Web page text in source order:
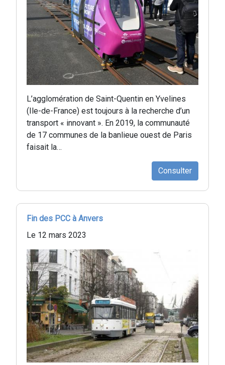
L’agglomération de Saint-Quentin en Yvelines
(Ile-de-France) est toujours à la recherche d’un
transport « innovant ». En 2019, la communauté
de 17 communes de la banlieue ouest de Paris
faisait la…
Consulter
Fin des PCC à Anvers
Le 12 mars 2023